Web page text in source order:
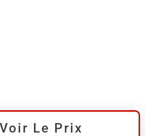
Voir Le Prix